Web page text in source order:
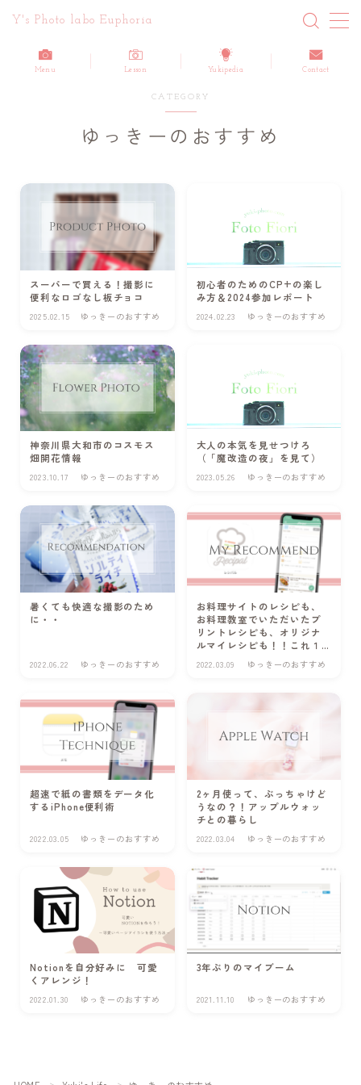
Y's Photo labo Euphoria
MENU
Blog 最新記事一覧
Information/お知らせ
Report/活動報告
Customers Reviews/ご感想
How-to/写真・動画のノウハウ
写真を撮って欲しい
プロフィール撮影
商品撮影
出張・イベント撮影
写真を教えて欲しい
スケジュール
Photo gallery
Online Shop
有料記事の決済完了ページ
利用規約／特定商取引法に基づく表記
受講者さま専用 復習用動画
Menu Lesson Yukipedia Contact
CATEGORY
ゆっきーのおすすめ
スーパーで買える！撮影に
便利なロゴなし板チョコ
2025.02.15 ゆっきーのおすすめ
初心者のためのCP+の楽し
み方＆2024参加レポート
2024.02.23 ゆっきーのおすすめ
神奈川県大和市のコスモス
畑開花情報
2023.10.17 ゆっきーのおすすめ
大人の本気を見せつけろ
（「魔改造の夜」を見て）
2023.05.26 ゆっきーのおすすめ
暑くても快適な撮影のため
に・・
2022.06.22 ゆっきーのおすすめ
お料理サイトのレシピも、
お料理教室でいただいたプ
リントレシピも、オリジナ
ルマイレシピも！！これ１
つで管理できちゃう！おす
すめアプリ
2022.03.09 ゆっきーのおすすめ
超速で紙の書類をデータ化
するiPhone便利術
2022.03.05 ゆっきーのおすすめ
2ヶ月使って、ぶっちゃけど
うなの？！アップルウォッ
チとの暮らし
2022.03.04 ゆっきーのおすすめ
Notionを自分好みに 可愛
くアレンジ！
2022.01.30 ゆっきーのおすすめ
3年ぶりのマイブーム
2021.11.10 ゆっきーのおすすめ